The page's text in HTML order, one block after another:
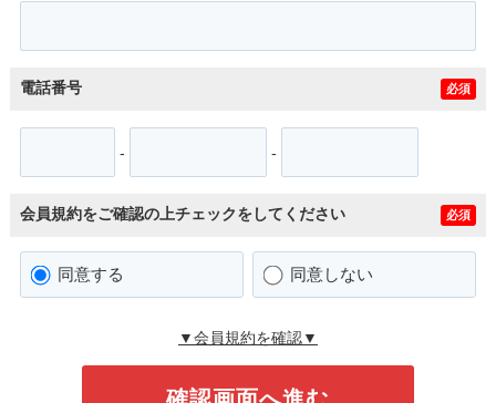
電話番号 必須
- -
会員規約をご確認の上チェックをしてください 必須
同意する 同意しない
▼会員規約を確認▼